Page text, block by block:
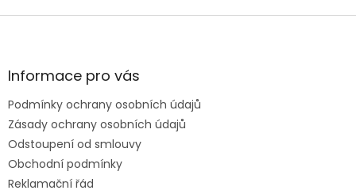
Z
aInformace pro vás
Podmínky ochrany osobních údajů
Zásady ochrany osobních údajů
Odstoupení od smlouvy
Obchodní podmínky
Reklamační řád